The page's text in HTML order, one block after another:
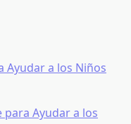
Ayudar a los Niños
para Ayudar a los